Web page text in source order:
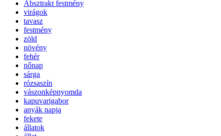
Absztrakt festmény
virágok
tavasz
festmény
zöld
növény
fehér
nőnap
sárga
rózsaszín
vászonképnyomda
kapuvarigabor
anyák napja
fekete
állatok